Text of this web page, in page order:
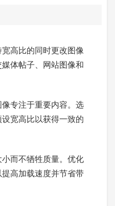
高比的同时更改图像
体帖子、网站图像和
专注于重要内容。选
宽高比以获得一致的
而不牺牲质量。优化
高加载速度并节省带